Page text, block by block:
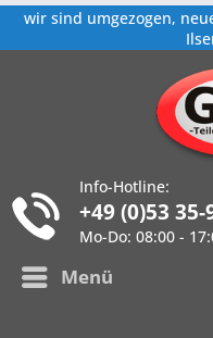
wir sind umgezogen,
Info-Hotline:
+49 (0)53 35-
Mo-Do: 08:00 -
Menü